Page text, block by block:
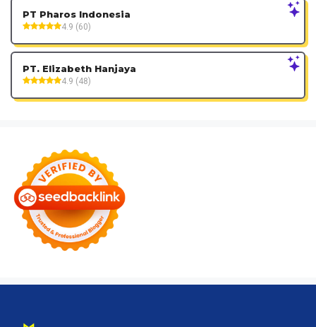
PT Pharos Indonesia
4.9 (60)
PT. Elizabeth Hanjaya
4.9 (48)